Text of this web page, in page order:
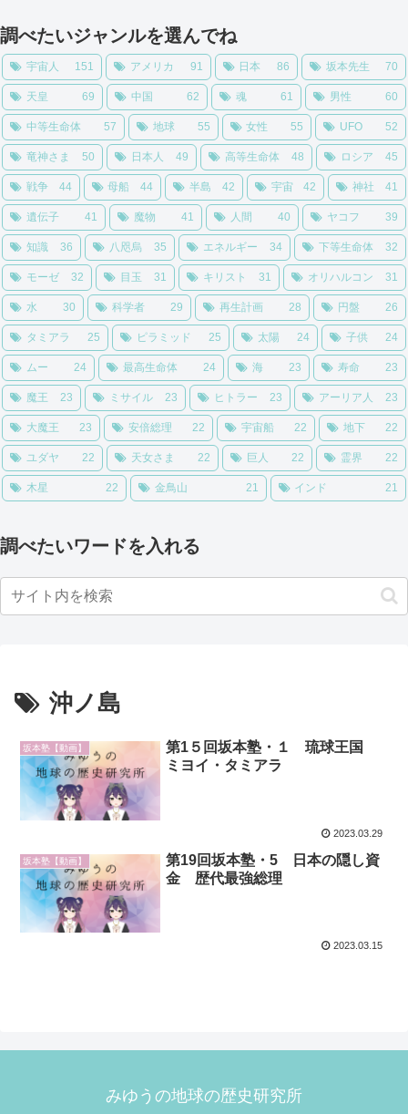
調べたいジャンルを選んでね
宇宙人 151 アメリカ 91 日本 86 坂本先生 70
天皇 69 中国 62 魂 61 男性 60
中等生命体 57 地球 55 女性 55 UFO 52
竜神さま 50 日本人 49 高等生命体 48 ロシア 45
戦争 44 母船 44 半島 42 宇宙 42 神社 41
遺伝子 41 魔物 41 人間 40 ヤコフ 39
知識 36 八咫烏 35 エネルギー 34 下等生命体 32
モーゼ 32 目玉 31 キリスト 31 オリハルコン 31
水 30 科学者 29 再生計画 28 円盤 26
タミアラ 25 ピラミッド 25 太陽 24 子供 24
ムー 24 最高生命体 24 海 23 寿命 23
魔王 23 ミサイル 23 ヒトラー 23 アーリア人 23
大魔王 23 安倍総理 22 宇宙船 22 地下 22
ユダヤ 22 天女さま 22 巨人 22 霊界 22
木星 22 金鳥山 21 インド 21
調べたいワードを入れる
沖ノ島
坂本塾【動画】
第1５回坂本塾・１ 琉球王国
ミヨイ・タミアラ
2023.03.29
坂本塾【動画】
第19回坂本塾・5 日本の隠し資
金 歴代最強総理
2023.03.15
みゆうの地球の歴史研究所